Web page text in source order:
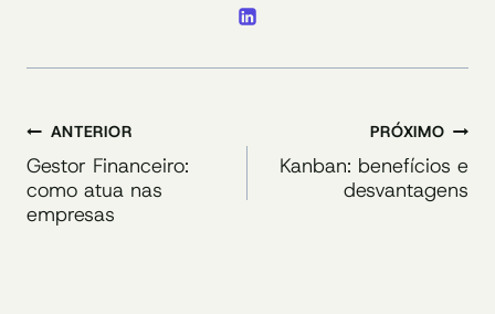
Navegação
de
Post
ANTERIOR
Gestor Financeiro:
como atua nas
empresas
PRÓXIMO
Kanban: benefícios e
desvantagens